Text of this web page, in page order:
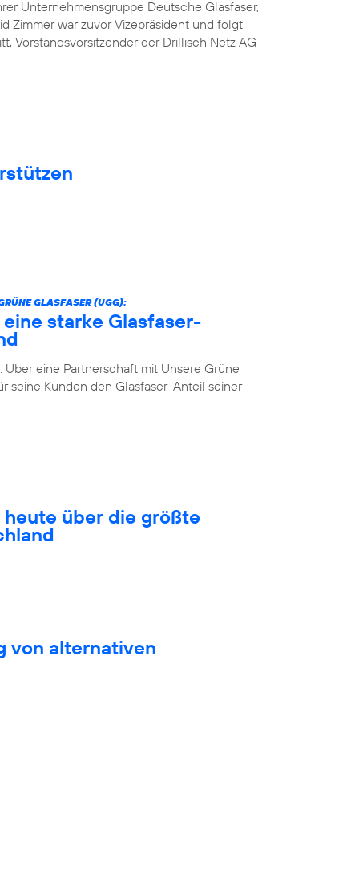
Unternehmensgruppe Deutsche Glasfaser,
Zimmer war zuvor Vizepräsident und folgt
Vorstandsvorsitzender der Drillisch Netz AG
GLASFASER (UGG):
starke Glasfaser-
eine Partnerschaft mit Unsere Grüne
seine Kunden den Glasfaser-Anteil seiner
über die größte
von alternativen